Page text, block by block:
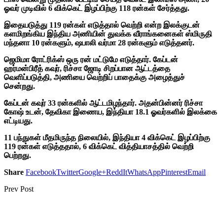
ஓவர் முடிவில் 6 விக்கெட் இழப்பிற்கு 118 ரன்கள் சேர்த்தது.
இதையடுத்து 119 ரன்கள் எடுத்தால் வெற்றி என்ற இலக்குடன்
களமிறங்கிய இந்திய அணியின் துவக்க வீராங்கனைகள் ஸ்மிருதி
மந்தனா 10 ரன்களும், ஷபாலி வர்மா 28 ரன்களும் எடுத்தனர்.
ஜெமிமா ரோட்ரிக்ஸ் ஒரு ரன் மட்டுமே எடுத்தார். கேப்டன்
ஹர்மன்பிரீத் கவுர், ரிச்சா ஜோடி சிறப்பான ஆட்டத்தை
வெளிப்படுத்தி, அணியை வெற்றிப் பாதைக்கு அழைத்துச்
சென்றது.
கேப்டன் கவுர் 33 ரன்களில் ஆட்டமிழந்தார். அதன்பின்னர் ரிச்சா
கோஷ் உடன், தேவிகா இணைய, இந்தியா 18.1 ஓவர்களில் இலக்கை
எட்டியது.
11 பந்துகள் மீதமிருந்த நிலையில், இந்தியா 4 விக்கெட் இழப்பிற்கு
119 ரன்கள் எடுத்ததால், 6 விக்கெட் வித்தியாசத்தில் வெற்றி
பெற்றது.
Share FacebookTwitterGoogle+ReddItWhatsAppPinterestEmail
Prev Post